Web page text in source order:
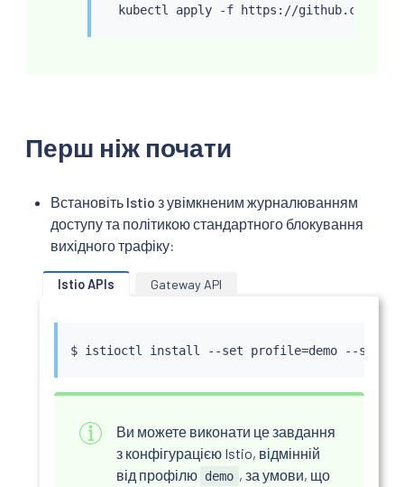
kubectl
Перш ніж почати
Встановіть Istio з увімкненим журналюванням
доступу та політикою стандартного блокування
вихідного трафіку:
Istio APIs Gateway API
$ istioctl install --set profile=demo --set
Ви можете виконати це завдання
з конфігурацією Istio, відмінній
від профілю demo , за умови, що